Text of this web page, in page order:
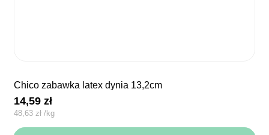
chico zabawka latex dynia 13,2cm
14,59zł
48,63zł /kg